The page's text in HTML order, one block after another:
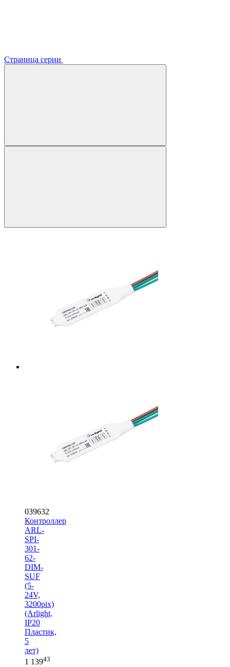
Страница серии
039632
Контроллер
ARL-
SPI-
301-
62-
DIM-
SUF
(5-
24V,
3200pix)
(Arlight,
IP20
Пластик,
5
лет)
1 13943